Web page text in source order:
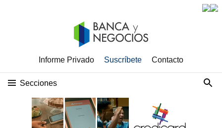
Informe Privado Suscríbete Contacto
Secciones